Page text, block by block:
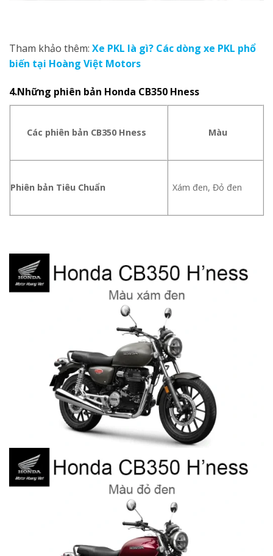
Tham khảo thêm: Xe PKL là gì? Các dòng xe PKL phổ
biến tại Hoàng Việt Motors
4.Những phiên bản Honda CB350 Hness
Các phiên bản CB350 Hness Màu
Phiên bản Tiêu Chuẩn Xám đen, Đỏ đen